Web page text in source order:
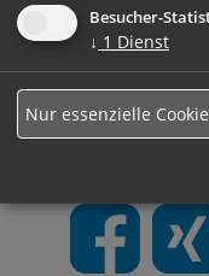
Wir werden
aufnehmen.
Besucher-
↓ 1 Dienst
Nur essenzielle